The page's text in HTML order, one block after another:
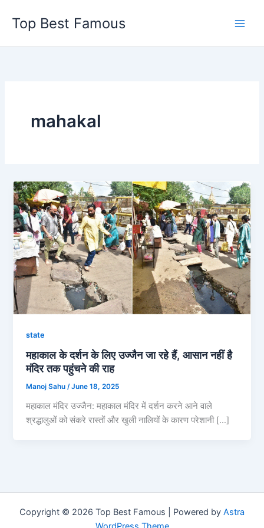
content
Top Best Famous
mahakal
state
महाकाल के दर्शन के लिए उज्जैन जा रहे हैं, आसान नहीं है
मंदिर तक पहुंचने की राह
Manoj Sahu/June 18, 2025
महाकाल मंदिर उज्जैन: महाकाल मंदिर में दर्शन करने आने वाले
श्रद्धालुओं को संकरे रास्तों और खुली नालियों के कारण परेशानी […]
Copyright © 2026 Top Best Famous | Powered by Astra